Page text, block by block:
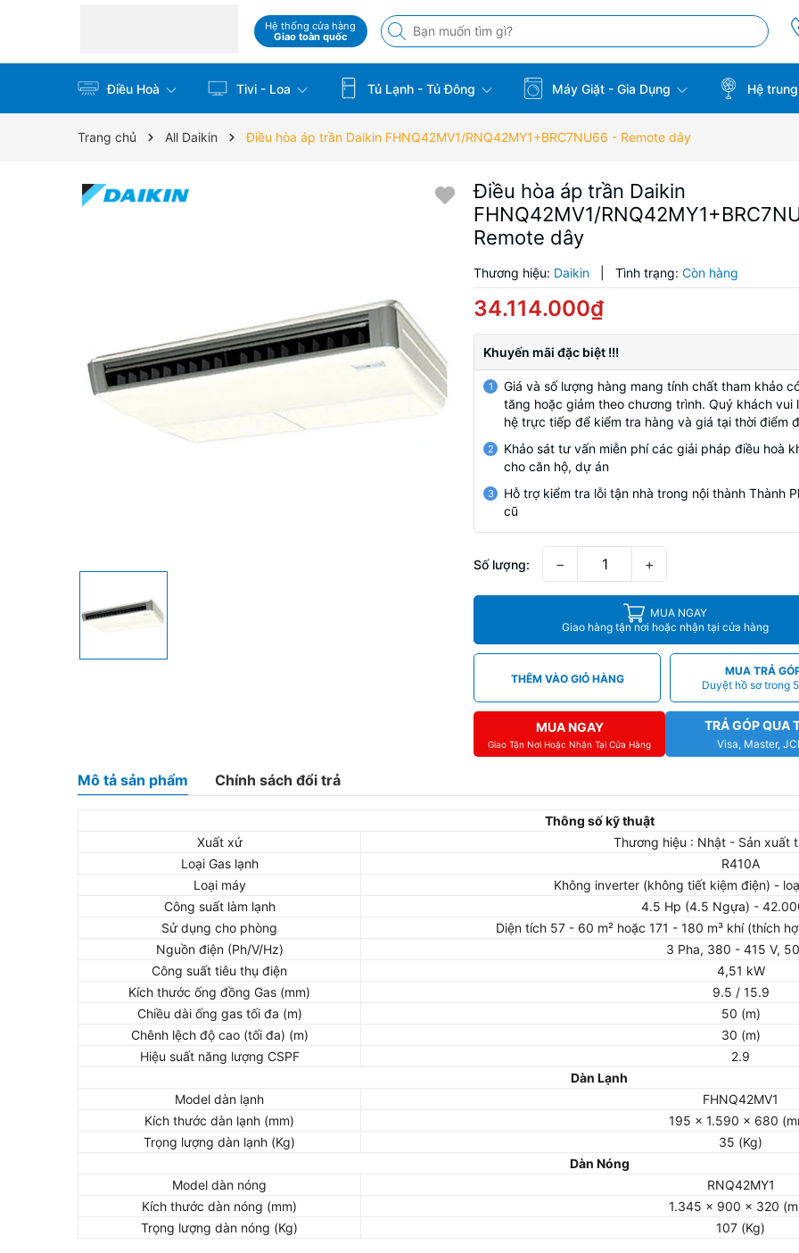
Hệ thống cửa hàng
Giao toàn quốc
Điều Hoà Tivi - Loa Tủ Lạnh - Tủ Đông Máy Giặt - Gia Dụng Hệ
Trang chủ All Daikin Điều hòa áp trần Daikin FHNQ42MV1/RNQ42MY1+BRC7NU66 - Remote dây
Điều hòa áp trần Daikin
FHNQ42MV1/
Remote dây
Thương hiệu: Daikin Tình trạng: Còn hàng
34.114.000₫
Khuyến mãi đặc biệt !!!
1
Giá và số lượng hàng mang tính chất tham khảo
tăng hoặc giảm theo chương trình. Quý khách vui
hệ trực tiếp để kiểm tra hàng và giá tại thời điểm
2
Khảo sát tư vấn miễn phí các giải pháp điều hoà
cho căn hộ, dự án
3
Hỗ trợ kiểm tra lỗi tận nhà trong nội thành Thành
cũ
Số lượng: − +
MUA NGAY
Giao hàng tận nơi hoặc nhận tại cửa hàng
THÊM VÀO GIỎ HÀNG
MUA TRẢ
Duyệt hồ sơ trong
MUA NGAY
Giao Tận Nơi Hoặc Nhận Tại Cửa Hàng
TRẢ GÓP QUA
Visa, Master,
Mô tả sản phẩm Chính sách đổi trả
Thông số kỹ thuật
Xuất xứ
Thương hiệu : Nhật - Sản xuất
Loại Gas lạnh
R410A
Loại máy
Không inverter (không tiết kiệm điện) -
Công suất làm lạnh
4.5 Hp (4.5 Ngựa) -
Sử dụng cho phòng
Diện tích 57 - 60 m² hoặc 171 - 180 m³ khí (thích
Nguồn điện (Ph/V/Hz)
3 Pha, 380 - 415 V,
Công suất tiêu thụ điện
4,51 kW
Kích thước ống đồng Gas (mm)
9.5 / 15.9
Chiều dài ống gas tối đa (m)
50 (m)
Chênh lệch độ cao (tối đa) (m)
30 (m)
Hiệu suất năng lượng CSPF
2.9
Dàn Lạnh
Model dàn lạnh
FHNQ42MV1
Kích thước dàn lạnh (mm)
195 x 1.590 x 680
Trọng lượng dàn lạnh (Kg)
35 (Kg)
Dàn Nóng
Model dàn nóng
RNQ42MY1
Kích thước dàn nóng (mm)
1.345 x 900 x 320
Trọng lượng dàn nóng (Kg)
107 (Kg)